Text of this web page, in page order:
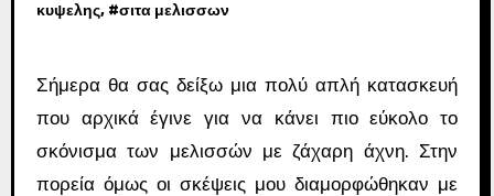
κυψελης, #σιτα μελισσων
Σήμερα θα σας δείξω μια πολύ απλή κατασκευή
που αρχικά έγινε για να κάνει πιο εύκολο το
σκόνισμα των μελισσών με ζάχαρη άχνη. Στην
πορεία όμως οι σκέψεις μου διαμορφώθηκαν με